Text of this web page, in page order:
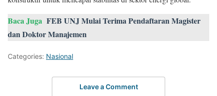
Baca Juga FEB UNJ Mulai Terima Pendaftaran Magister
dan Doktor Manajemen
Categories: Nasional
Leave a Comment